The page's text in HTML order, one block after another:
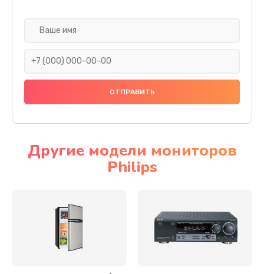
Замена термодатчиков
Замена клапанов
Замена микропереключателей
Другие модели мониторов
Philips